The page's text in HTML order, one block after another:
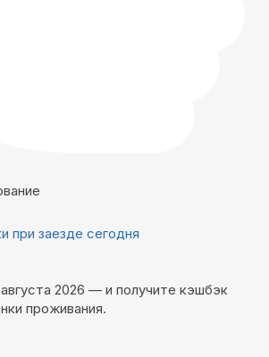
при заезде сегодня
2026 — и получите кэшбэк
проживания.